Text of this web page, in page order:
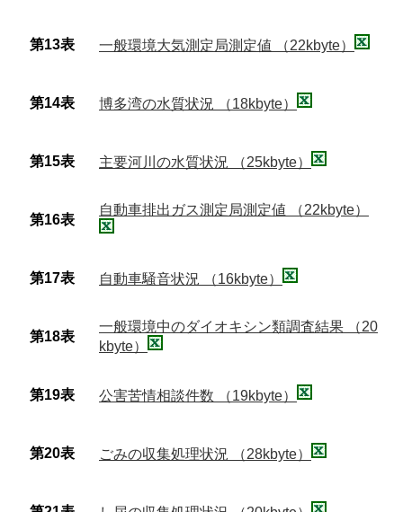
第13表 一般環境大気測定局測定値 （22kbyte）
第14表 博多湾の水質状況 （18kbyte）
第15表 主要河川の水質状況 （25kbyte）
第16表
自動車排出ガス測定局測定値 （22kbyte）
第17表 自動車騒音状況 （16kbyte）
第18表
一般環境中のダイオキシン類調査結果 （20
kbyte）
第19表 公害苦情相談件数 （19kbyte）
第20表 ごみの収集処理状況 （28kbyte）